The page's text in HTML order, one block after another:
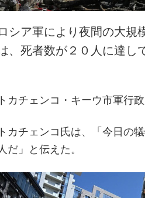
シア軍により夜間の大規
、死者数が２０人に達し
トカチェンコ・キーウ市軍行
トカチェンコ氏は、「今日の
人だ」と伝えた。